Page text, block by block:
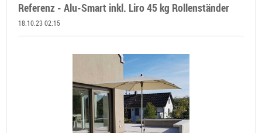
Referenz - Alu-Smart inkl. Liro 45 kg Rollenständer
18.10.23 02:15